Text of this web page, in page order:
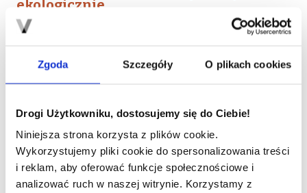
Zgoda Szczegóły O plikach cookies
Drogi Użytkowniku, dostosujemy się do Ciebie!
Niniejsza strona korzysta z plików cookie.
Wykorzystujemy pliki cookie do spersonalizowania treści
i reklam, aby oferować funkcje społecznościowe i
analizować ruch w naszej witrynie. Korzystamy z
ekologicznie
Pierwszym krokiem w kierunku zrównoważonego
aranżacji. Unikajmy produktów zawierających substancje
chemiczne szkodliwe dla zdrowia i środowiska.
takich jak drewno z odnawialnych źródeł, materiały
możliwe do poddania recyklingowi. Dodatkowo, warto
stawiać na tkaniny organiczne, które są produkowane w
sposób przyjazny dla środowiska i nie zawierają
szkodliwych chemikaliów.